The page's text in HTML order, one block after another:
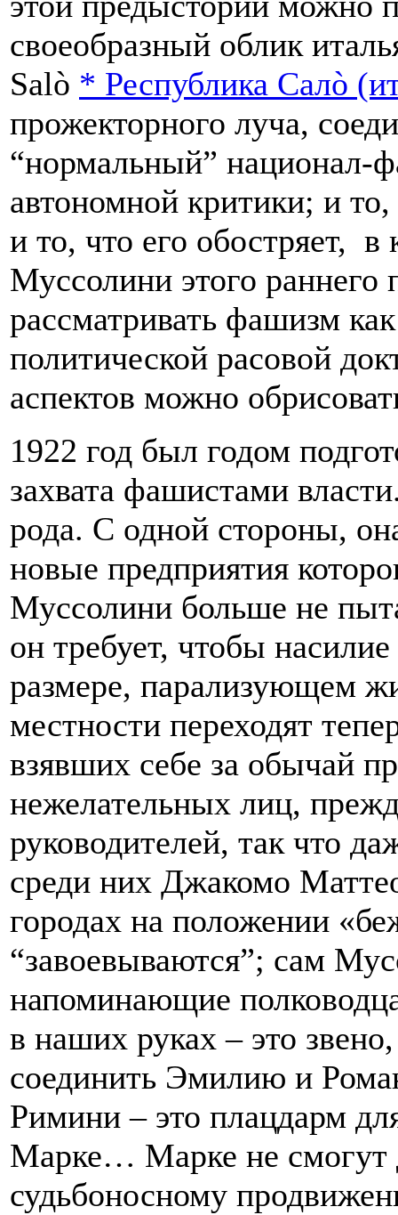
своеобразный облик
Salò * Республика Салò
прожекторного луча,
“нормальный” национал-
автономной критики; и
и то, что его обостряет, в
Муссолини этого раннего
рассматривать фашизм
политической расовой
аспектов можно
1922 год был годом
захвата фашистами
рода. С одной стороны,
новые предприятия
Муссолини больше не
он требует, чтобы
размере, парализующем
местности переходят
взявших себе за обычай
нежелательных лиц,
руководителей, так что
среди них Джакомо
городах на положении
“завоевываются”; сам
напоминающие
в наших руках – это
соединить Эмилию и
Римини – это плацдарм
Марке… Марке не смогут
судьбоносному